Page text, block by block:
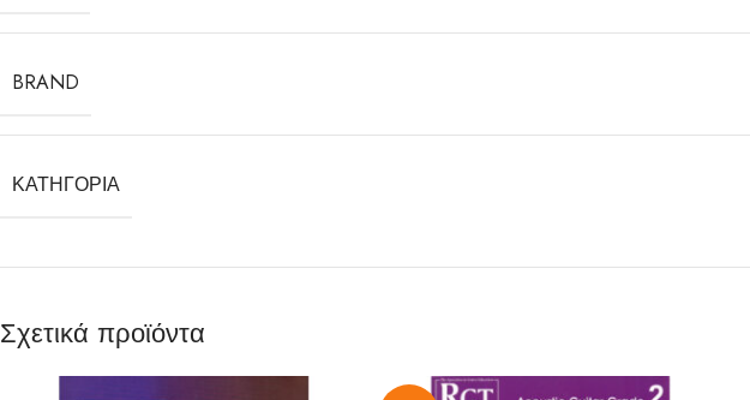
BRAND
ΚΑΤΗΓΟΡΊΑ
Σχετικά προϊόντα